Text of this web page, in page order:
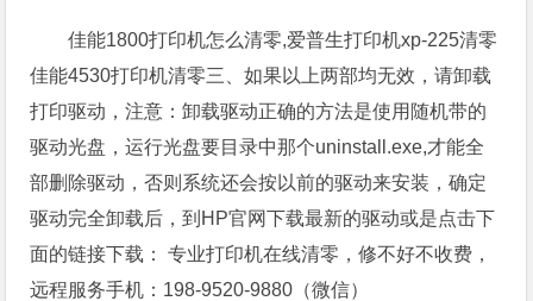
佳能1800打印机怎么清零,爱普生打印机xp-225清零
佳能4530打印机清零三、如果以上两部均无效，请卸载
打印驱动，注意：卸载驱动正确的方法是使用随机带的
驱动光盘，运行光盘要目录中那个uninstall.exe,才能全
部删除驱动，否则系统还会按以前的驱动来安装，确定
驱动完全卸载后，到HP官网下载最新的驱动或是点击下
面的链接下载： 专业打印机在线清零，修不好不收费，
远程服务手机：198-9520-9880（微信）